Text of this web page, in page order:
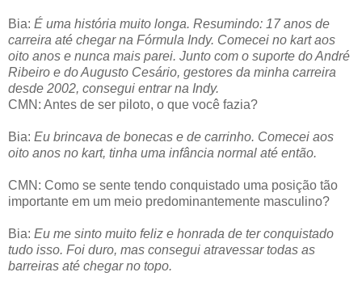
Bia: É uma história muito longa. Resumindo: 17 anos de
carreira até chegar na Fórmula Indy. Comecei no kart aos
oito anos e nunca mais parei. Junto com o suporte do André
Ribeiro e do Augusto Cesário, gestores da minha carreira
desde 2002, consegui entrar na Indy.
CMN: Antes de ser piloto, o que você fazia?
Bia: Eu brincava de bonecas e de carrinho. Comecei aos
oito anos no kart, tinha uma infância normal até então.
CMN: Como se sente tendo conquistado uma posição tão
importante em um meio predominantemente masculino?
Bia: Eu me sinto muito feliz e honrada de ter conquistado
tudo isso. Foi duro, mas consegui atravessar todas as
barreiras até chegar no topo.